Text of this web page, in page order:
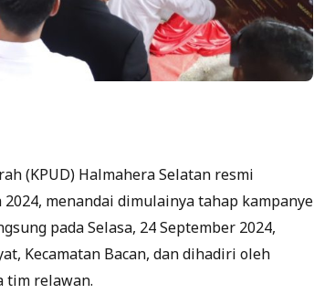
(KPUD) Halmahera Selatan resmi
menandai dimulainya tahap kampanye
pada Selasa, 24 September 2024,
Kecamatan Bacan, dan dihadiri oleh
tim relawan.